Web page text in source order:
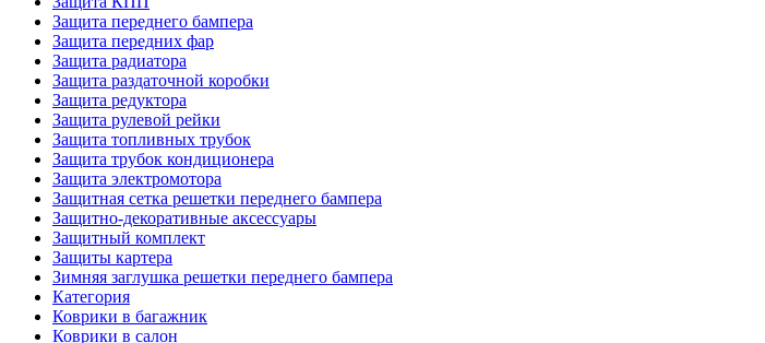
Защита переднего бампера
Защита передних фар
Защита радиатора
Защита раздаточной коробки
Защита редуктора
Защита рулевой рейки
Защита топливных трубок
Защита трубок кондиционера
Защита электромотора
Защитная сетка решетки переднего бампера
Защитно-декоративные аксессуары
Защитный комплект
Защиты картера
Зимняя заглушка решетки переднего бампера
Категория
Коврики в багажник
Коврики в салон